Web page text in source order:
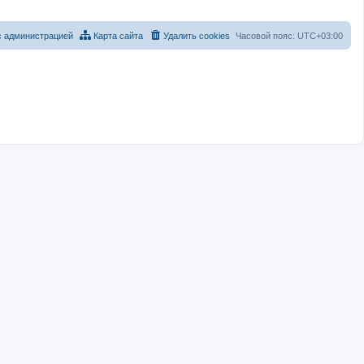
Часовой пояс: UTC+03:00
Удалить cookies
Карта сайта
администрацией